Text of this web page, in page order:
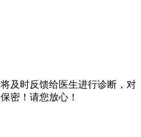
及时反馈给医生进行诊断，对
密！请您放心！